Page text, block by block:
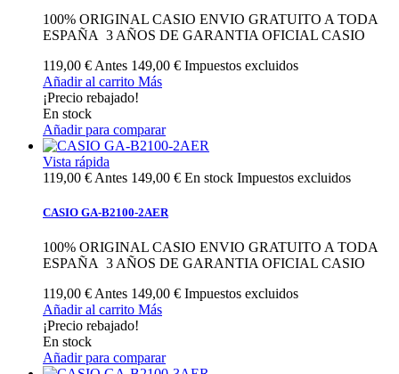
100% ORIGINAL CASIO ENVIO GRATUITO A TODA
ESPAÑA 3 AÑOS DE GARANTIA OFICIAL CASIO
119,00 € Antes 149,00 € Impuestos excluidos
Añadir al carrito Más
¡Precio rebajado!
En stock
Añadir para comparar
Vista rápida
119,00 € Antes 149,00 € En stock Impuestos excluidos
CASIO GA-B2100-2AER
100% ORIGINAL CASIO ENVIO GRATUITO A TODA
ESPAÑA 3 AÑOS DE GARANTIA OFICIAL CASIO
119,00 € Antes 149,00 € Impuestos excluidos
Añadir al carrito Más
¡Precio rebajado!
En stock
Añadir para comparar